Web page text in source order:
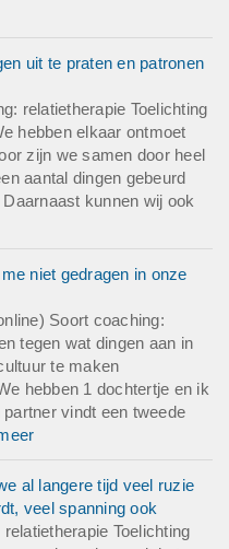
uit te praten en patronen
relatietherapie Toelichting
hebben elkaar ontmoet
zijn we samen door heel
aantal dingen gebeurd
kunnen wij ook
niet gedragen in onze
Soort coaching:
tegen wat dingen aan in
te maken
hebben 1 dochtertje en ik
vindt een tweede
al langere tijd veel ruzie
veel spanning ook
Toelichting